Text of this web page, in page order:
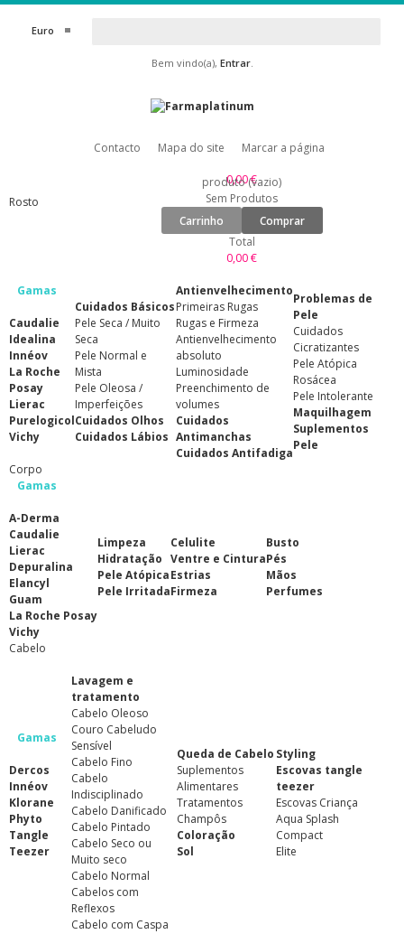
Euro
Bem vindo(a), Entrar.
Contacto Mapa do site Marcar a página
0,00 €
produto (vazio)
Sem Produtos
Carrinho
Comprar
Total
0,00 €
Rosto
Gamas
Caudalie
Idealina
Innéov
La Roche
Posay
Lierac
Purelogicol
Vichy
Cuidados Básicos
Pele Seca / Muito
Seca
Pele Normal e
Mista
Pele Oleosa /
Imperfeições
Cuidados Olhos
Cuidados Lábios
Antienvelhecimento
Primeiras Rugas
Rugas e Firmeza
Antienvelhecimento
absoluto
Luminosidade
Preenchimento de
volumes
Cuidados
Antimanchas
Cuidados Antifadiga
Problemas de
Pele
Cuidados
Cicratizantes
Pele Atópica
Rosácea
Pele Intolerante
Maquilhagem
Suplementos
Pele
Corpo
Gamas
A-Derma
Caudalie
Lierac
Depuralina
Elancyl
Guam
La Roche Posay
Vichy
Limpeza
Hidratação
Pele Atópica
Pele Irritada
Celulite
Ventre e Cintura
Estrias
Firmeza
Busto
Pés
Mãos
Perfumes
Cabelo
Gamas
Dercos
Innéov
Klorane
Phyto
Tangle
Teezer
Lavagem e
tratamento
Cabelo Oleoso
Couro Cabeludo
Sensível
Cabelo Fino
Cabelo
Indisciplinado
Cabelo Danificado
Cabelo Pintado
Cabelo Seco ou
Muito seco
Cabelo Normal
Cabelos com
Reflexos
Cabelo com Caspa
Queda de Cabelo
Suplementos
Alimentares
Tratamentos
Champôs
Coloração
Sol
Styling
Escovas tangle
teezer
Escovas Criança
Aqua Splash
Compact
Elite